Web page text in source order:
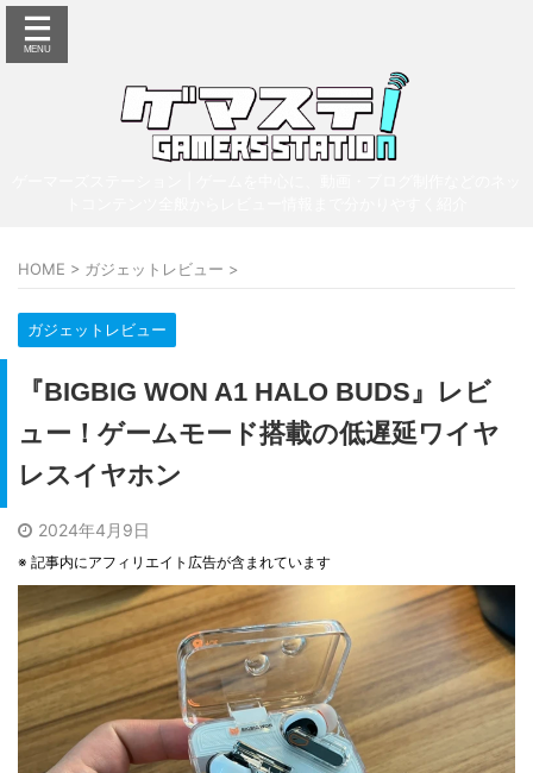
HOME > ガジェットレビュー >
ガジェットレビュー
『BIGBIG WON A1 HALO BUDS』レビ
ュー！ゲームモード搭載の低遅延ワイヤ
レスイヤホン
2024年4月9日
※ 記事内にアフィリエイト広告が含まれています